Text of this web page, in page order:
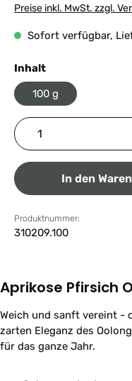
Preise inkl. MwSt. zzgl.
Sofort verfügbar,
Inhaltauswählen
100 g
Produkt Anzahl:
In den
Produktnummer:
310209.100
Aprikose Pfirsich
Weich und sanft vereint -
zarten Eleganz des
für das ganze Jahr.